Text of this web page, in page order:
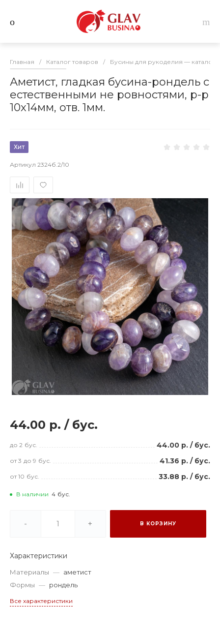
Главная / Каталог товаров / Бусины для рукоделия — каталог
Аметист, гладкая бусина-рондель с
естественными не ровностями, р-р
10х14мм, отв. 1мм.
Хит
Артикул 2324б.2/10
44.00 р. / бус.
до 2 бус. 44.00 р. / бус.
от 3 до 9 бус. 41.36 р. / бус.
от 10 бус. 33.88 р. / бус.
В наличии 4 бус.
- + В КОРЗИНУ
Характеристики
Материалы — аметист
Формы — рондель
Все характеристики